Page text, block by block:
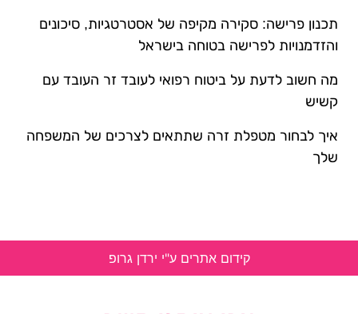
תכנון פרישה: סקירה מקיפה של אסטרטגיות, סיכונים
והזדמנויות לפרישה בטוחה בישראל
מה חשוב לדעת על ביטוח רפואי לעובד זר העובד עם
קשיש
איך לבחור מטפלת זרה שתתאים לצרכים של המשפחה
שלך
קידום אתרים ע"י ירדן גרופ